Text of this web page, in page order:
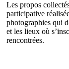
Les propos
participative
photographies qui
et les lieux où
rencontrées.